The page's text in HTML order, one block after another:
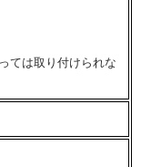
ては取り付けられな